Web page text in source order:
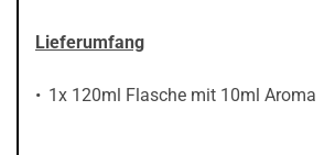
Lieferumfang
1x 120ml Flasche mit 10ml Aroma